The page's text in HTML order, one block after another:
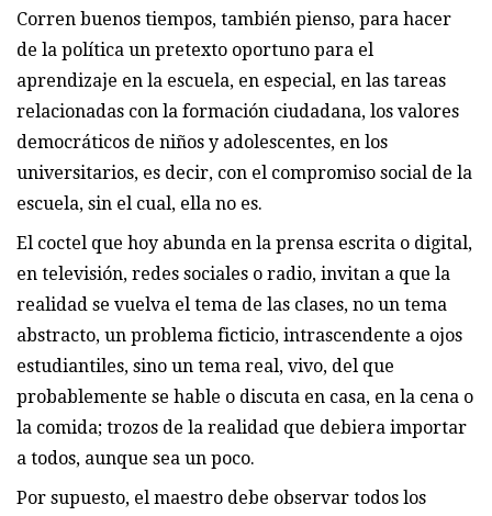
Corren buenos tiempos, también pienso, para hacer
de la política un pretexto oportuno para el
aprendizaje en la escuela, en especial, en las tareas
relacionadas con la formación ciudadana, los valores
democráticos de niños y adolescentes, en los
universitarios, es decir, con el compromiso social de la
escuela, sin el cual, ella no es.
El coctel que hoy abunda en la prensa escrita o digital,
en televisión, redes sociales o radio, invitan a que la
realidad se vuelva el tema de las clases, no un tema
abstracto, un problema ficticio, intrascendente a ojos
estudiantiles, sino un tema real, vivo, del que
probablemente se hable o discuta en casa, en la cena o
la comida; trozos de la realidad que debiera importar
a todos, aunque sea un poco.
Por supuesto, el maestro debe observar todos los